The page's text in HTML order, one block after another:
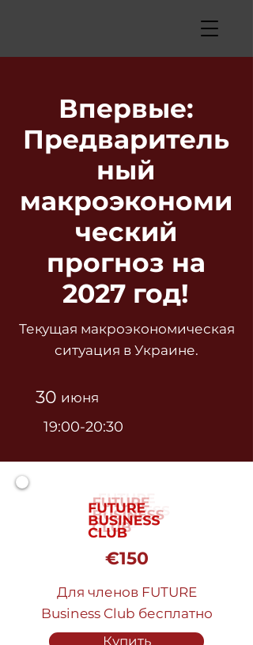
Впервые:
Предваритель
ный
макроэкономи
ческий
прогноз на
2027 год!
Текущая макроэкономическая
ситуация в Украине.
30 июня
19:00-20:30
€150
Для членов FUTURE
Business Club бесплатно
Купить